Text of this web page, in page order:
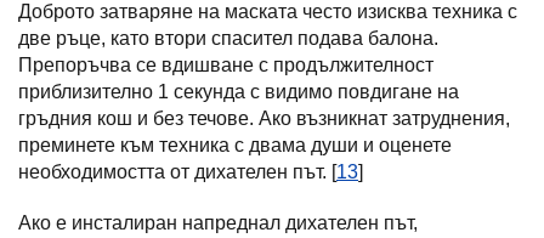
Доброто затваряне на маската често изисква техника с
две ръце, като втори спасител подава балона.
Препоръчва се вдишване с продължителност
приблизително 1 секунда с видимо повдигане на
гръдния кош и без течове. Ако възникнат затруднения,
преминете към техника с двама души и оценете
необходимостта от дихателен път. [13]
Ако е инсталиран напреднал дихателен път,